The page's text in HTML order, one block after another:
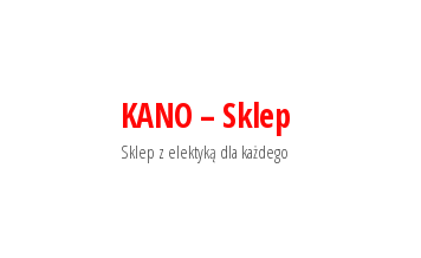
KANO – Sklep
Sklep z elektyką dla każdego